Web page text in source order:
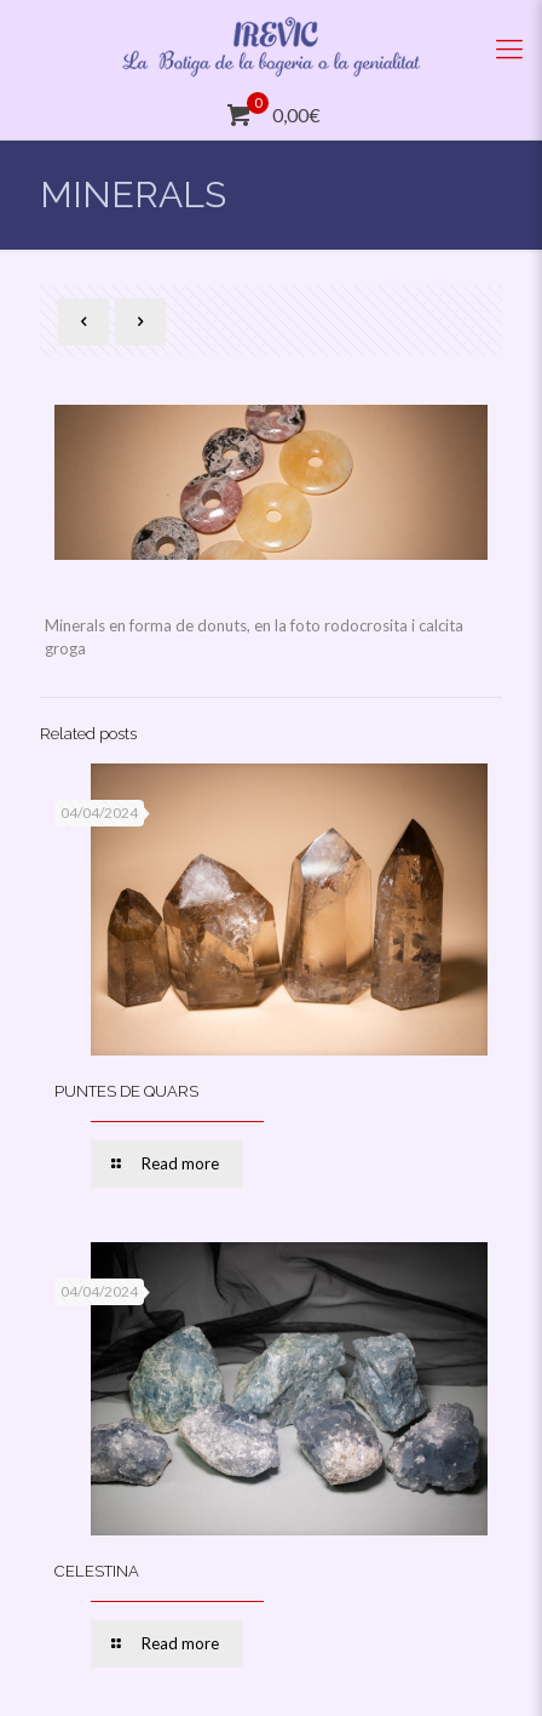
0
0,00€
MINERALS
Minerals en forma de donuts, en la foto rodocrosita i calcita
groga
Related posts
04/04/2024
PUNTES DE QUARS
Read more
04/04/2024
CELESTINA
Read more